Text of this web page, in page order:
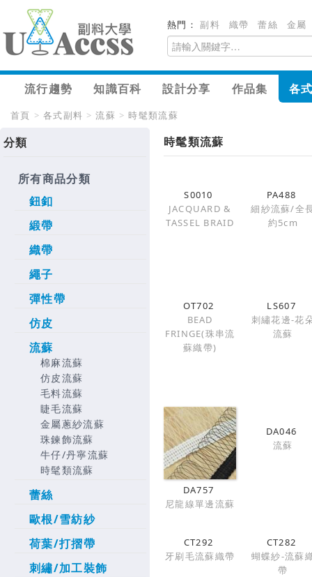
熱門：副料 織帶 蕾絲 金屬
流行趨勢 知識百科 設計分享 作品集 各
首頁 > 各式副料 > 流蘇 > 時髦類流蘇
分類
所有商品分類
鈕釦
緞帶
織帶
繩子
彈性帶
仿皮
流蘇
棉麻流蘇
仿皮流蘇
毛料流蘇
睫毛流蘇
金屬蔥紗流蘇
珠鍊飾流蘇
牛仔/丹寧流蘇
時髦類流蘇
蕾絲
歐根/雪紡紗
荷葉/打摺帶
刺繡/加工裝飾
時髦類流蘇
S0010
JACQUARD &
TASSEL BRAID
PA488
細紗流蘇/全
約5cm
OT702
BEAD
FRINGE(珠串流
蘇織帶)
LS607
刺繡花邊-花
流蘇
DA757
尼龍線單邊流蘇
DA046
流蘇
CT292
牙刷毛流蘇織帶
CT282
蝴蝶紗-流蘇
帶